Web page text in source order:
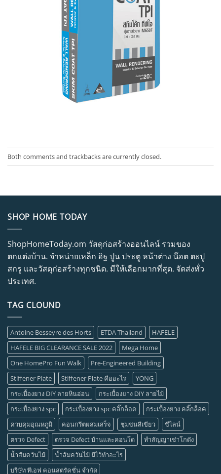
Both comments and trackbacks are currently closed.
SHOP HOME TODAY
ShopHomeToday.om วัสดุก่อสร้างออนไลน์ รวมของ
ตกแต่งบ้าน. จำหน่ายเหล็ก อิฐ ปูน ประตู หน้าต่าง น๊อต ตะปู
สกรู และวัสดุก่อสร้างทุกชนิด. มีให้เลือกมากที่สุด. จัดส่งทั่ว
ประเทศ.
TAG CLOUND
Antoine Besseyre des Horts ETDA Thailand
HAFELE
HAFELE BIG CLEARANCE SALE 2022
Mega Home
One HomePro Fun Walk
Pre-Engineered Building
Stiffener Plate
Stiffener Plate คืออะไร
YONG
กระเบื้องยาง DIY ลายหินอ่อน
กระเบื้องยาง DIY ลายไม้
กระเบื้องยาง spc
กระเบื้องยาง spc คลิ๊กล็อค
กระเบื้องยาง คลิ๊กล็อค
ควบคุมอุณหภูมิ
คอนกรีตผสมเสร็จ ชุมชนสีเขียว
ซีไลน์
ตรวจ Defect
ตรวจ Defect บ้านและคอนโด
ทำสัญญาเช่าโกดัง
น้ำส้มควันไม้
น้ำส้มควันไม้ มีไว้ทำอะไร
บริษัท ทีเอฟ คอนสตรัคชั่น จำกัด